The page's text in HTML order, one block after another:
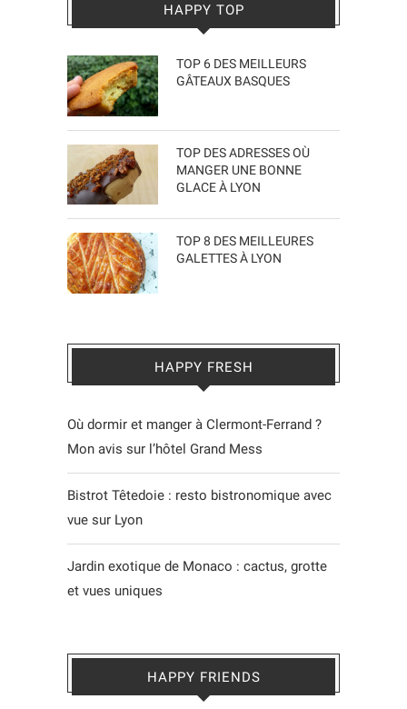
HAPPY TOP
TOP 6 DES MEILLEURS
GÂTEAUX BASQUES
TOP DES ADRESSES OÙ
MANGER UNE BONNE
GLACE À LYON
TOP 8 DES MEILLEURES
GALETTES À LYON
HAPPY FRESH
Où dormir et manger à Clermont-Ferrand ?
Mon avis sur l’hôtel Grand Mess
Bistrot Têtedoie : resto bistronomique avec
vue sur Lyon
Jardin exotique de Monaco : cactus, grotte
et vues uniques
HAPPY FRIENDS